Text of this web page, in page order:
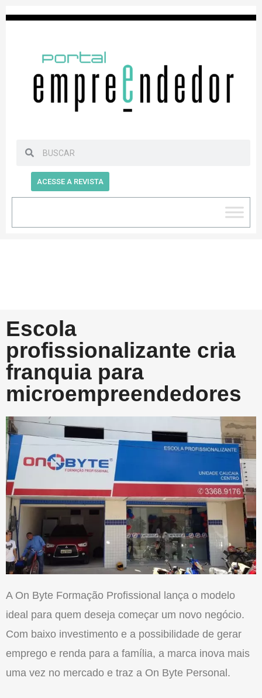
ACESSE A REVISTA
Escola
profissionalizante cria
franquia para
microempreendedores
A On Byte Formação Profissional lança o modelo
ideal para quem deseja começar um novo negócio.
Com baixo investimento e a possibilidade de gerar
emprego e renda para a família, a marca inova mais
uma vez no mercado e traz a On Byte Personal.